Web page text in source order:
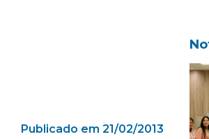
Publicado em 21/02/2013